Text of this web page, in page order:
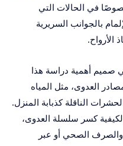
في الحالات التي
بالجوانب السريرية
الأرواح.
صميم أهمية دراسة هذا
العدوى، مثل المياه
الناقلة كذبابة المنزل.
كسر سلسلة العدوى،
الصحي أو عبر